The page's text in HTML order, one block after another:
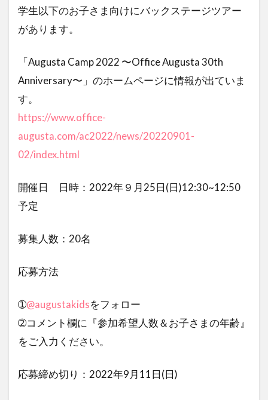
学生以下のお子さま向けにバックステージツアー
があります。
「Augusta Camp 2022 〜Office Augusta 30th
Anniversary〜」のホームページに情報が出ていま
す。
https://www.office-
augusta.com/ac2022/news/20220901-
02/index.html
開催日 日時：2022年９月25日(日)12:30~12:50
予定
募集人数：20名
応募方法
➀@augustakidsをフォロー
➁コメント欄に『参加希望人数＆お子さまの年齢』
をご入力ください。
応募締め切り：2022年9月11日(日)